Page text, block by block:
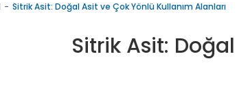
Sitrik Asit: Doğal Asit ve Çok Yönlü Kullanım Alanları
Sitrik Asit: